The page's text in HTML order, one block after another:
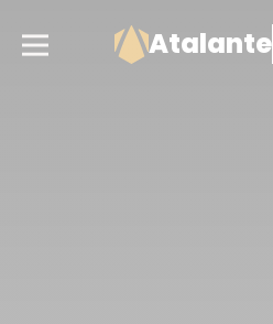
Atalante